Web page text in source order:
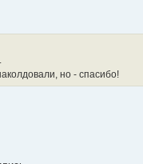
но - спасибо!